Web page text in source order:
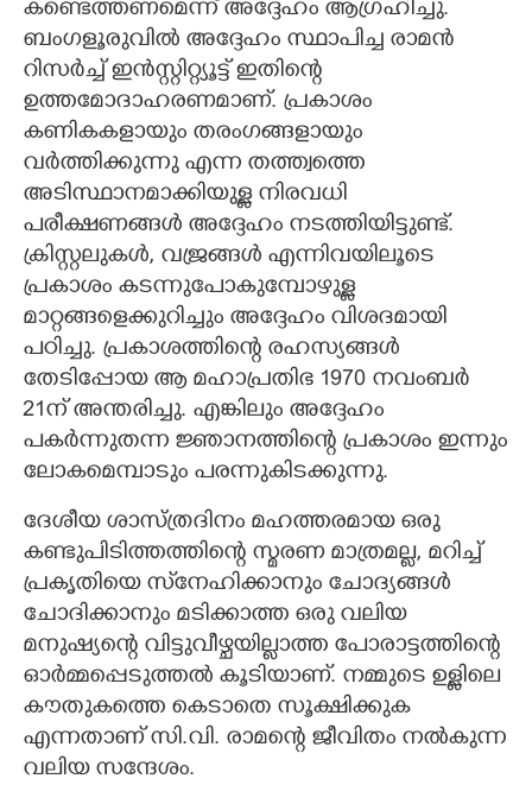
കണ്ടെത്തണമെന്ന് അദ്ദേഹം ആഗ്രഹിച്ചു.
ബംഗളൂരുവിൽ അദ്ദേഹം സ്ഥാപിച്ച രാമൻ
റിസർച്ച് ഇൻസ്റ്റിറ്റ്യൂട്ട് ഇതിന്റെ
ഉത്തമോദാഹരണമാണ്. പ്രകാശം
കണികകളായും തരംഗങ്ങളായും
വർത്തിക്കുന്നു എന്ന തത്ത്വത്തെ
അടിസ്ഥാനമാക്കിയുള്ള നിരവധി
പരീക്ഷണങ്ങൾ അദ്ദേഹം നടത്തിയിട്ടുണ്ട്.
ക്രിസ്റ്റലുകൾ, വജ്രങ്ങൾ എന്നിവയിലൂടെ
പ്രകാശം കടന്നുപോകുമ്പോഴുള്ള
മാറ്റങ്ങളെക്കുറിച്ചും അദ്ദേഹം വിശദമായി
പഠിച്ചു. പ്രകാശത്തിന്റെ രഹസ്യങ്ങൾ
തേടിപ്പോയ ആ മഹാപ്രതിഭ 1970 നവംബർ
21ന് അന്തരിച്ചു. എങ്കിലും അദ്ദേഹം
പകർന്നുതന്ന ജ്ഞാനത്തിന്റെ പ്രകാശം ഇന്നും
ലോകമെമ്പാടും പരന്നുകിടക്കുന്നു.
ദേശീയ ശാസ്ത്രദിനം മഹത്തരമായ ഒരു
കണ്ടുപിടിത്തത്തിന്റെ സ്മരണ മാത്രമല്ല, മറിച്ച്
പ്രകൃതിയെ സ്‌നേഹിക്കാനും ചോദ്യങ്ങൾ
ചോദിക്കാനും മടിക്കാത്ത ഒരു വലിയ
മനുഷ്യന്റെ വിട്ടുവീഴ്ചയില്ലാത്ത പോരാട്ടത്തിന്റെ
ഓർമ്മപ്പെടുത്തൽ കൂടിയാണ്. നമ്മുടെ ഉള്ളിലെ
കൗതുകത്തെ കെടാതെ സൂക്ഷിക്കുക
എന്നതാണ് സി.വി. രാമന്റെ ജീവിതം നൽകുന്ന
വലിയ സന്ദേശം.
×
Share this link
Copy Link